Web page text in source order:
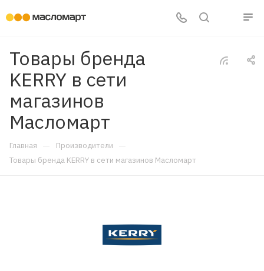
Товары бренда
KERRY в сети
магазинов
Масломарт
Главная — Производители —
Товары бренда KERRY в сети магазинов Масломарт